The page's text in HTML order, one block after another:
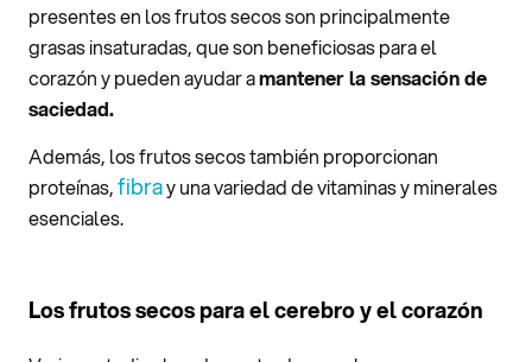
presentes en los frutos secos son principalmente
grasas insaturadas, que son beneficiosas para el
corazón y pueden ayudar amantener la sensación de
saciedad.
Además, los frutos secos también proporcionan
proteínas,fibray una variedad de vitaminas y minerales
esenciales.
Los frutos secos para el cerebro y el corazón